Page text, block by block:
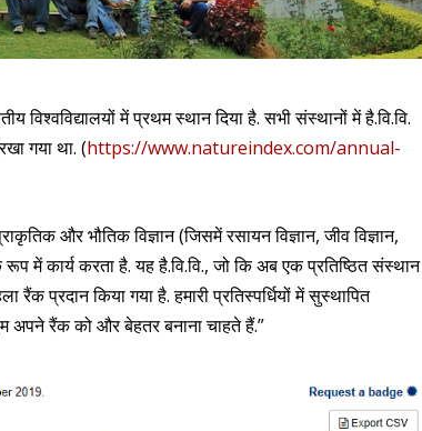
विश्वविद्यालयों में प्रथम स्थान दिया है. सभी संस्थानों में है.वि.वि.
गया था. (https://www.natureindex.com/annual-
और भौतिक विज्ञान (जिसमें रसायन विज्ञान, जीव विज्ञान,
में कार्य करता है. यह है.वि.वि., जो कि अब एक प्रतिष्ठित संस्थान
रैंक प्रदान किया गया है. हमारी प्रतिस्पर्धियों में सुस्थापित
अपने रैंक को और बेहतर बनाना चाहते हैं.”